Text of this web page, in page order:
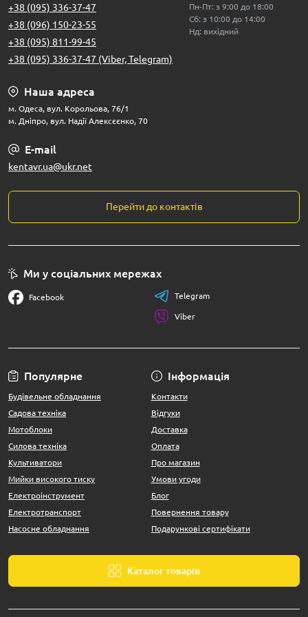
+38 (095) 336-37-47
+38 (096) 150-23-55
+38 (095) 811-99-45
+38 (095) 336-37-47 (Viber, Telegram)
Пн-Пт: з 9:00 до 18:00
Сб: з 10:00 до 14:00
Нд: вихідний
Наша адреса
м. Одеса, вул. Корольова, 76/1
м. Дніпро, вул. Надії Алексєєнко, 70
E-mail
kentavr.ua@ukr.net
Перейти до контактів
Популярне
Будівельне обладнання
Садова техніка
Мотоблоки
Силова техніка
Культиватори
Мийки високого тиску
Електроінструмент
Електротранспорт
Насосне обладнання
Інформація
Контакти
Відгуки
Доставка
Оплата
Про магазин
Умови угоди
Блог
Повернення товару
Подарункові сертифікати
Каталог товарів
Ми у соціальних мережах
Facebook Telegram
Viber